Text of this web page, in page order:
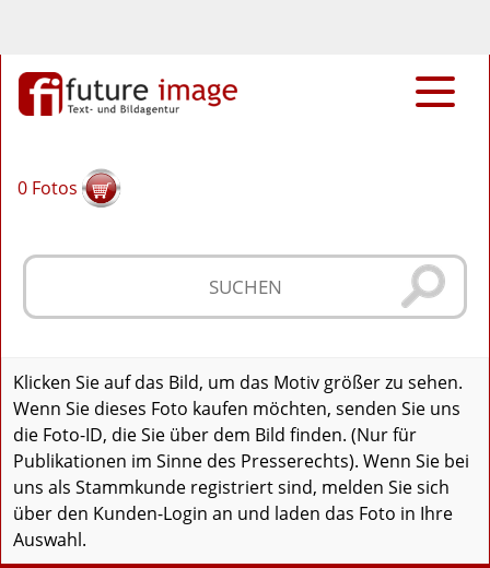
0 Fotos
Klicken Sie auf das Bild, um das Motiv größer zu sehen.
Wenn Sie dieses Foto kaufen möchten, senden Sie uns
die Foto-ID, die Sie über dem Bild finden. (Nur für
Publikationen im Sinne des Presserechts). Wenn Sie bei
uns als Stammkunde registriert sind, melden Sie sich
über den Kunden-Login an und laden das Foto in Ihre
Auswahl.